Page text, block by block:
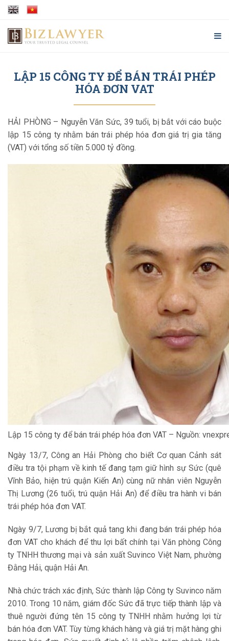
LẬP 15 CÔNG TY ĐỂ BÁN TRÁI PHÉP
HÓA ĐƠN VAT
HẢI PHÒNG – Nguyễn Văn Sức, 39 tuổi, bị bắt với cáo buộc
lập 15 công ty nhằm bán trái phép hóa đơn giá trị gia tăng
(VAT) với tổng số tiền 5.000 tỷ đồng.
Lập 15 công ty để bán trái phép hóa đơn VAT – Nguồn:
Ngày 13/7, Công an Hải Phòng cho biết Cơ quan Cảnh sát
điều tra tội phạm về kinh tế đang tạm giữ hình sự Sức (quê
Vĩnh Bảo, hiện trú quận Kiến An) cùng nữ nhân viên Nguyễn
Thị Lương (26 tuổi, trú quận Hải An) để điều tra hành vi bán
trái phép hóa đơn VAT.
Ngày 9/7, Lương bị bắt quả tang khi đang bán trái phép hóa
đơn VAT cho khách để thu lợi bất chính tại Văn phòng Công
ty TNHH thương mại và sản xuất Suvinco Việt Nam, phường
Đằng Hải, quận Hải An.
Nhà chức trách xác định, Sức thành lập Công ty Suvinco năm
2010. Trong 10 năm, giám đốc Sức đã trực tiếp thành lập và
thuê người đứng tên 15 công ty TNHH nhằm hưởng lợi từ
bán hóa đơn VAT. Tùy từng khách hàng và giá trị mặt hàng ghi